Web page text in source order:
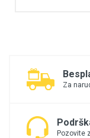
Za
Pozovite